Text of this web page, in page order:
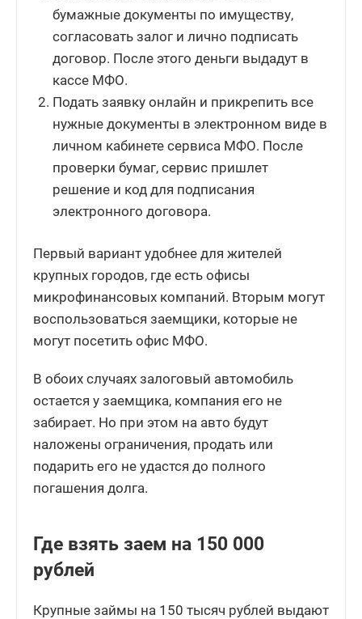
бумажные документы по имуществу,
согласовать залог и лично подписать
договор. После этого деньги выдадут в
кассе МФО.
Подать заявку онлайн и прикрепить все
нужные документы в электронном виде в
личном кабинете сервиса МФО. После
проверки бумаг, сервис пришлет
решение и код для подписания
электронного договора.
Первый вариант удобнее для жителей
крупных городов, где есть офисы
микрофинансовых компаний. Вторым могут
воспользоваться заемщики, которые не
могут посетить офис МФО.
В обоих случаях залоговый автомобиль
остается у заемщика, компания его не
забирает. Но при этом на авто будут
наложены ограничения, продать или
подарить его не удастся до полного
погашения долга.
Где взять заем на 150 000
рублей
Крупные займы на 150 тысяч рублей выдают